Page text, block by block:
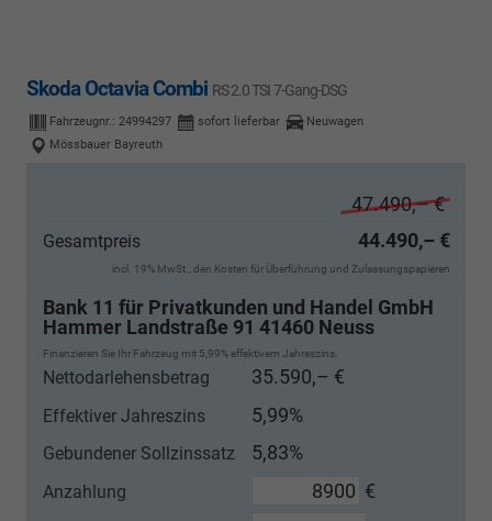
Skoda Octavia Combi RS 2.0 TSI 7-Gang-DSG
Fahrzeugnr.: 24994297 sofort lieferbar
Neuwagen
Mössbauer Bayreuth
47.490,– €
Gesamtpreis 44.490,– €
incl. 19% MwSt., den Kosten für Überführung und Zulassungspapieren
Bank 11 für Privatkunden und Handel GmbH
Hammer Landstraße 91 41460 Neuss
Finanzieren Sie Ihr Fahrzeug mit 5,99% effektivem Jahreszins.
Nettodarlehensbetrag 35.590,– €
Effektiver Jahreszins 5,99%
Gebundener Sollzinssatz 5,83%
Anzahlung €